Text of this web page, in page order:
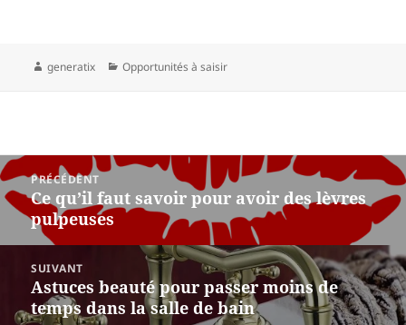
Auteur
generatix Catégories
Opportunités à saisir
Navigation
de
l’article
PRÉCÉDENT
Article
précédent :
Ce qu’il faut savoir pour avoir des lèvres
pulpeuses
SUIVANT
Article
suivant :
Astuces beauté pour passer moins de
temps dans la salle de bain